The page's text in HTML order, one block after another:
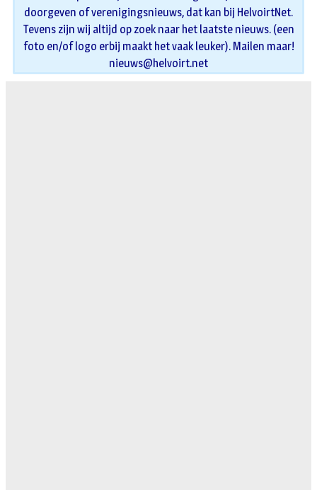
doorgeven of verenigingsnieuws, dat kan bij HelvoirtNet.
Tevens zijn wij altijd op zoek naar het laatste nieuws. (een
foto en/of logo erbij maakt het vaak leuker). Mailen maar!
nieuws@helvoirt.net